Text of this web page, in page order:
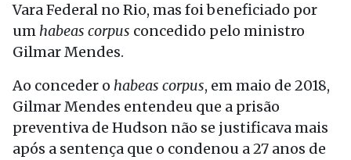
Vara Federal no Rio, mas foi beneficiado por
um habeas corpus concedido pelo ministro
Gilmar Mendes.
Ao conceder o habeas corpus, em maio de 2018,
Gilmar Mendes entendeu que a prisão
preventiva de Hudson não se justificava mais
após a sentença que o condenou a 27 anos de